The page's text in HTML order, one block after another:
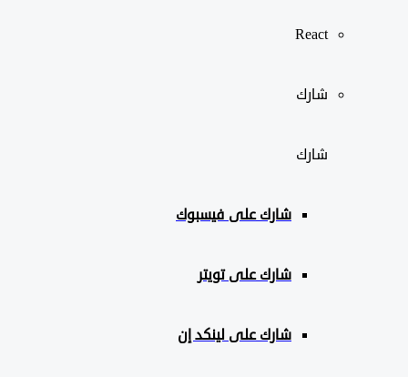
React
شارك
شارك علىفيسبوك
شارك على تويتر
شارك على لينكد إن